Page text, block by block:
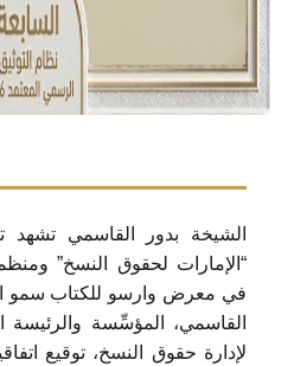
الشيخة بدور القاسمي تشهد
في معرض وارسو للكتاب سمو
القاسمي، المؤسِّسة والرئيسة
لإدارة حقوق النسخ، توقيع